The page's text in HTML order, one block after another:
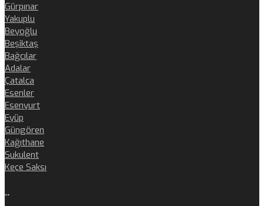
Gürpınar
Yakuplu
Beyoğlu
Beşiktaş
Bağcılar
Adalar
Çatalca
Esenler
Esenyurt
Eyüp
Güngören
Kağıthane
Sukulent
Keçe Saksı
..